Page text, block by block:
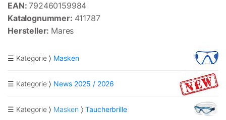
EAN: 792460159984
Katalognummer: 411787
Hersteller: Mares
☰ Kategorie Masken
☰ Kategorie News 2025 / 2026
☰ Kategorie Masken Taucherbrille